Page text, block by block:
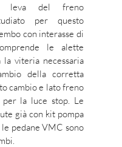
leva del freno
per questo
con interasse di
le alette
viteria necessaria
della corretta
cambio e lato freno
la luce stop. Le
già con kit pompa
pedane VMC sono